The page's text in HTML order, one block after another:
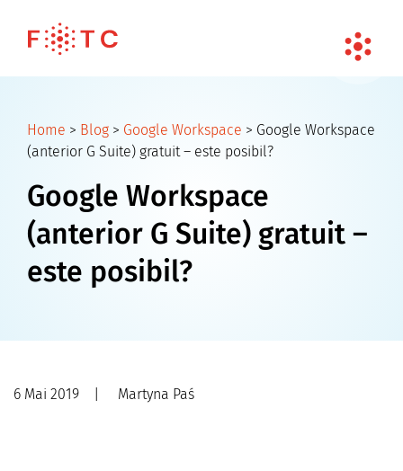
Home > Blog > Google Workspace > Google Workspace
(anterior G Suite) gratuit – este posibil?
Google Workspace
(anterior G Suite) gratuit –
este posibil?
6 Mai 2019 Martyna Paś